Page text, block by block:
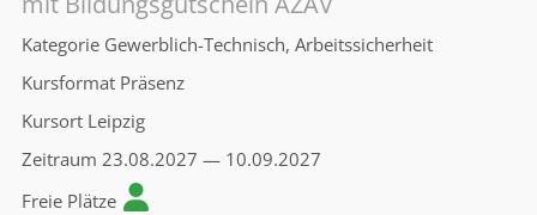
Kategorie Gewerblich-Technisch, Arbeitssicherheit
Kursformat Präsenz
Kursort Leipzig
Zeitraum 23.08.2027 — 10.09.2027
Freie Plätze